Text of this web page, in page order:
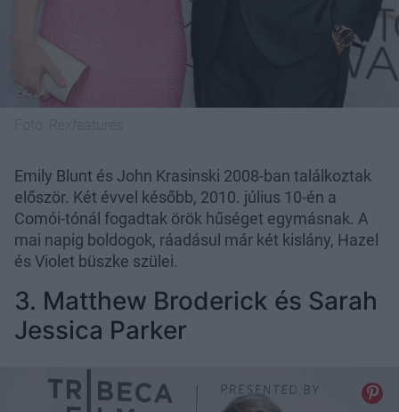
Emily Blunt és John Krasinski 2008-ban találkoztak
először. Két évvel később, 2010. július 10-én a
Comói-tónál fogadtak örök hűséget egymásnak. A
mai napig boldogok, ráadásul már két kislány, Hazel
és Violet büszke szülei.
3. Matthew Broderick és Sarah
Jessica Parker